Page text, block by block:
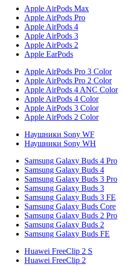
Apple AirPods Max
Apple AirPods Pro
Apple AirPods 4
Apple AirPods 3
Apple AirPods 2
Apple EarPods
Apple AirPods Pro 3 Color
Apple AirPods Pro 2 Color
Apple AirPods 4 ANC Color
Apple AirPods 4 Color
Apple AirPods 3 Color
Apple AirPods 2 Color
Наушники Sony WF
Наушники Sony WH
Samsung Galaxy Buds 4 Pro
Samsung Galaxy Buds 4
Samsung Galaxy Buds 3 Pro
Samsung Galaxy Buds 3
Samsung Galaxy Buds 3 FE
Samsung Galaxy Buds Core
Samsung Galaxy Buds 2 Pro
Samsung Galaxy Buds 2
Samsung Galaxy Buds FE
Huawei FreeClip 2 S
Huawei FreeClip 2